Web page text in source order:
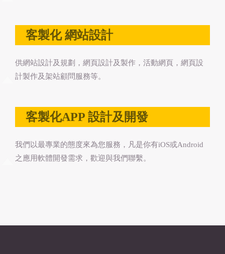
客製化 網站設計
供網站設計及規劃，網頁設計及製作，活動網頁，網頁設
計製作及架站顧問服務等。
客製化APP 設計及開發
我們以最專業的態度來為您服務，凡是你有iOS或Android
之應用軟體開發需求，歡迎與我們聯繫。